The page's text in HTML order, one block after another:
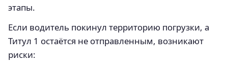
этапы.
Если водитель покинул территорию погрузки, а
Титул 1 остаётся не отправленным, возникают
риски: